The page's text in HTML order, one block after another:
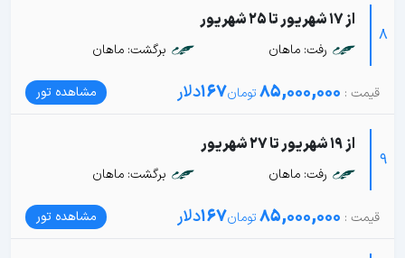
8
از 17 شهریور تا 25 شهریور
رفت: ماهان برگشت: ماهان
85,000,000
167دلار مشاهده تور
9
از 19 شهریور تا 27 شهریور
رفت: ماهان برگشت: ماهان
85,000,000
167دلار مشاهده تور